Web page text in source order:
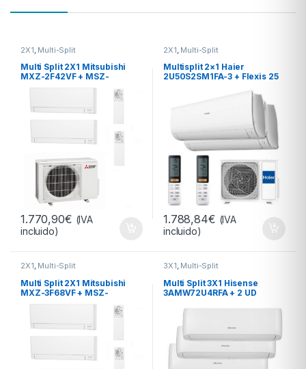
2X1 Multi-Split
Multi Split 2X1 Mitsubishi
MXZ-2F42VF + MSZ-
AY35VGK+ MSZ-AY25VGK R-
1.770,90€ (IVA
incluido)
2X1 Multi-Split
Multisplit 2×1 Haier
2U50S2SM1FA-3 + Flexis 25
1.788,84€ (IVA
incluido)
2X1, Multi-Split
Multi Split 2X1 Mitsubishi
MXZ-3F68VF + MSZ-
AY42VGK + MSZ-AY25VGK
3X1, Multi-Split
Multi Split 3X1 Hisense
3AMW72U4RFA + 2 UD
CF35MR04G A++